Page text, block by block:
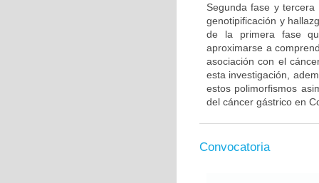
Segunda fase y
genotipificación y
de la primera fase
aproximarse a
asociación con el
esta investigación,
estos polimorfismos
del cáncer gástrico en
Convocatoria